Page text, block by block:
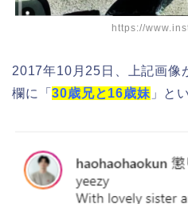
https://
2017年10月25日、上記画像
欄に「30歳兄と16歳妹 」と